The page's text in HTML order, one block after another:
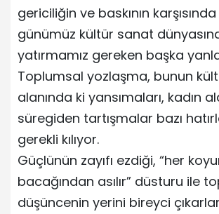
gericiliğin ve baskının
günümüz kültür sanat
yatırmamız gereken başka
Toplumsal yozlaşma, bunun
alanında ki yansımaları, kadın
süregiden tartışmalar bazı
gerekli kılıyor.
Güçlünün zayıfı ezdiği, “her
bacağından asılır” düsturu ile
düşüncenin yerini bireyci